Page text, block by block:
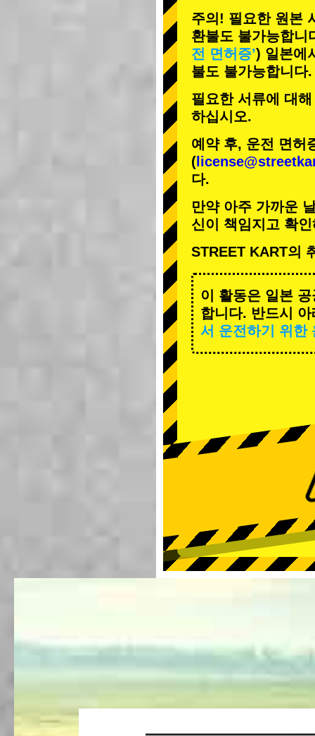
주의! 필요한 원본
환불도 불가능합니
전 면허증’) 일본에
불도 불가능합니다.
필요한 서류에 대
하십시오.
예약 후, 운전 면허
(
다.
만약 아주 가까운
신이 책임지고 확
STREET KART의
이 활동은 일본
합니다. 반드시
서 운전하기 위한